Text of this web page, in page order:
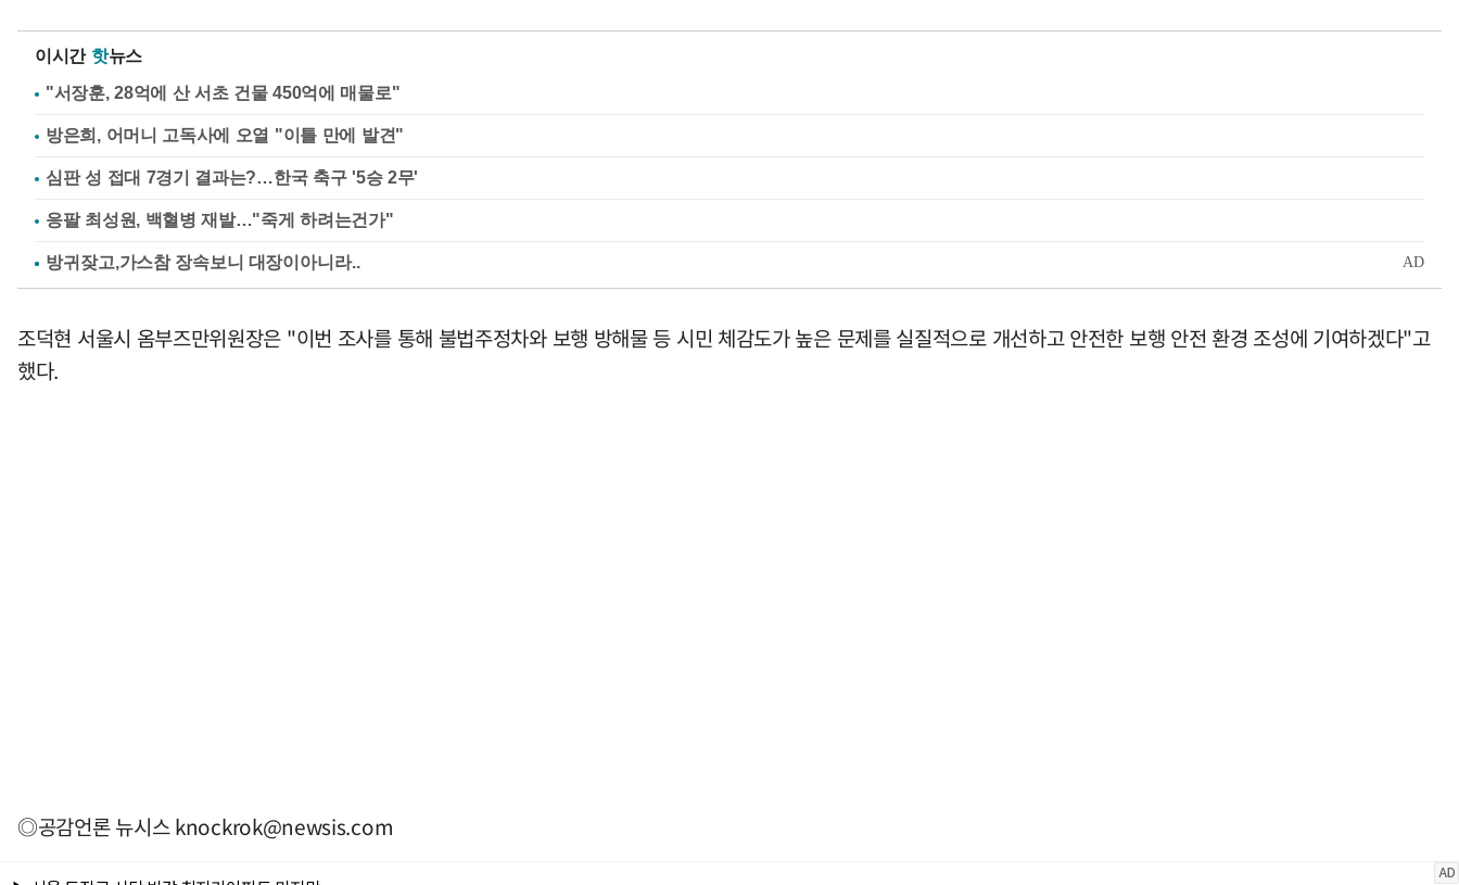
이시간 핫뉴스
"서장훈, 28억에 산 서초 건물 450억에 매물로"
방은희, 어머니 고독사에 오열 "이틀 만에 발견"
심판 성 접대 7경기 결과는?…한국 축구 '5승 2무'
응팔 최성원, 백혈병 재발…"죽게 하려는건가"
조덕현 서울시 옴부즈만위원장은 "이번 조사를 통해 불법주정차와 보행 방해물 등 시민 체감도가 높은 문제를 실질적으로 개선하고 안전한 보행 안전 환경 조성에 기여하겠다"고
했다.
◎공감언론 뉴시스knockrok@newsis.com